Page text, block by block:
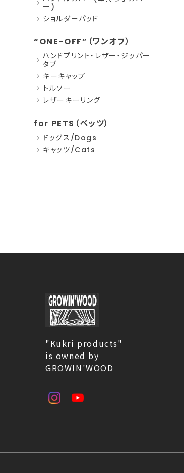
ー)
ショルダーパッド
“ONE-OFF”（ワンオフ）
ハンドプリント・レザー・ジッパー
タブ
キーキャップ
トルソー
レザーキーリング
for PETS（ペッツ）
ドッグス/Dogs
キャッツ/Cats
"Kukri products"
is owned by
GROWIN'WOOD